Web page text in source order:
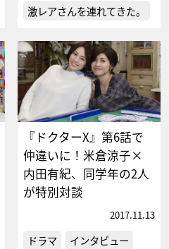
激レアさんを連れてきた。
『ドクターX』第6話で
仲違いに！米倉涼子×
内田有紀、同学年の2人
が特別対談
2017.11.13
ドラマ
インタビュー